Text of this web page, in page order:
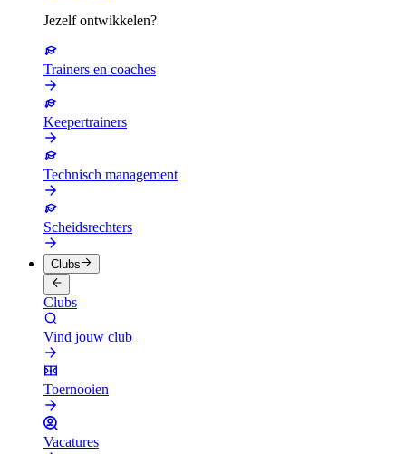
Jezelf ontwikkelen?
Trainers en coaches
Keepertrainers
Technisch management
Scheidsrechters
Clubs
Clubs
Vind jouw club
Toernooien
Vacatures